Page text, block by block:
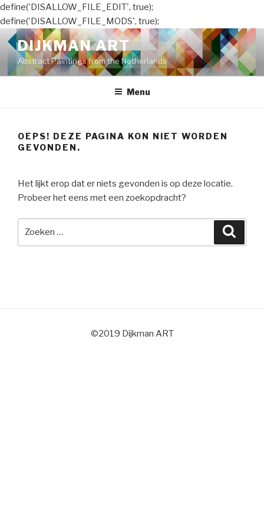
define('DISALLOW_FILE_EDIT', true);
define('DISALLOW_FILE_MODS', true);
Naar
de
inhoud
springen
DIJKMAN ART
Abstract Paintings from the Netherlands
Menu
OEPS! DEZE PAGINA KON NIET WORDEN
GEVONDEN.
Het lijkt erop dat er niets gevonden is op deze locatie.
Probeer het eens met een zoekopdracht?
©2019 Dijkman ART